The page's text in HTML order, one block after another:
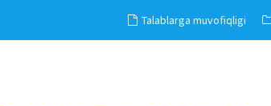
Talablarga muvofiqligi